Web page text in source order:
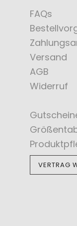
FAQs
Versand
AGB
Widerruf
VERTRAG